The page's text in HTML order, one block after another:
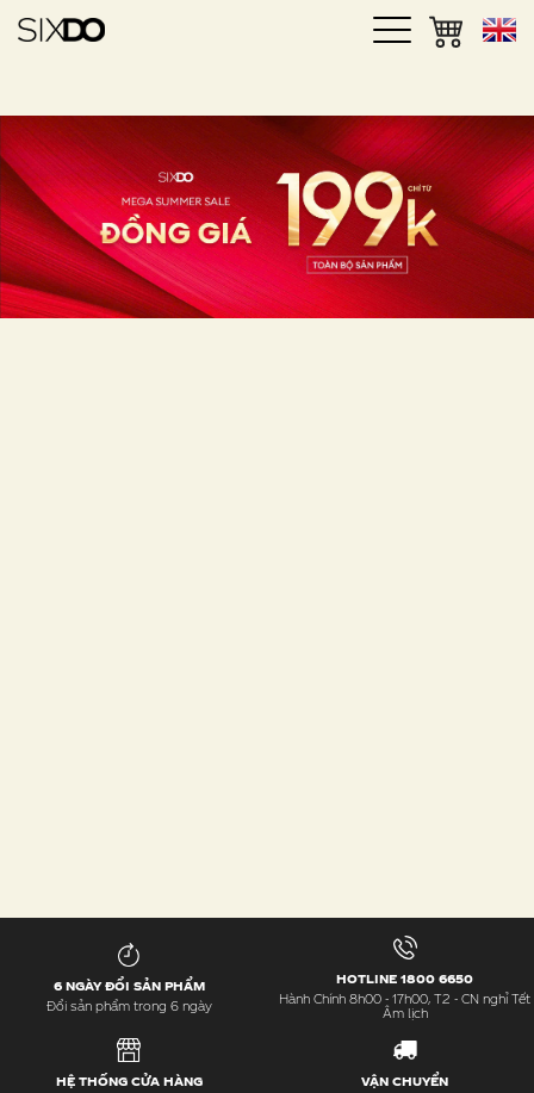
6 NGÀY ĐỔI SẢN PHẨM
Đổi sản phẩm trong 6 ngày
HOTLINE 1800 6650
Hành Chính 8h00 - 17h00, T2 - CN nghỉ Tết
Âm lịch
HỆ THỐNG CỬA HÀNG
VẬN CHUYỂN